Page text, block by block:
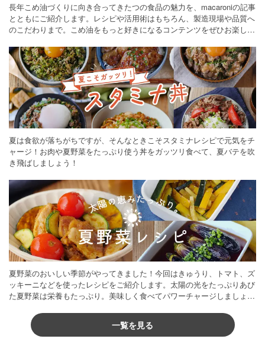
長年こめ油づくりに向き合ってきたつの食品の魅力を、macaroniの記事
とともにご紹介します。レシピや活用術はもちろん、製造現場や品質へ
のこだわりまで。こめ油をもっと好きになるコンテンツをぜひお楽しみ
夏は食欲が落ちがちですが、そんなときこそスタミナレシピで元気をチ
ャージ！お肉や夏野菜をたっぷり使う丼をガッツリ食べて、夏バテを吹
き飛ばしましょう！
夏野菜のおいしい季節がやってきました！今回はきゅうり、トマト、ズ
ッキーニなどを使ったレシピをご紹介します。太陽の光をたっぷりあび
た夏野菜は栄養もたっぷり。美味しく食べてパワーチャージしましょう
一覧を見る